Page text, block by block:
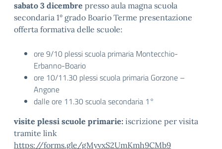
sabato 3 dicembre presso aula magna scuola
secondaria 1° grado Boario Terme presentazione
offerta formativa delle scuole:
ore 9/10 plessi scuola primaria Montecchio-
Erbanno-Boario
ore 10/11.30 plessi scuola primaria Gorzone –
Angone
dalle ore 11.30 scuola secondaria 1°
visite plessi scuole primarie: iscrizione per visita
tramite link
https://forms.gle/gMyvxS2UmKmh9CMb9